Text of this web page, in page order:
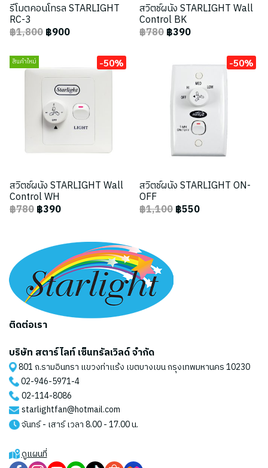
รีโมตคอนโทรล STARLIGHT
RC-3
฿1,800฿900
สวิตช์ผนัง STARLIGHT Wall
Control BK
฿780฿390
สินค้าใหม่ -50%
สวิตช์ผนัง STARLIGHT Wall
Control WH
฿780฿390
-50%
สวิตช์ผนัง STARLIGHT ON-
OFF
฿1,100฿550
ติดต่อเรา
บริษัท สตาร์ไลท์ เซ็นทรัลเวิลด์ จำกัด
801 ถ.รามอินทรา แขวงท่าแร้ง เขตบางเขน กรุงเทพมหานคร 10230
02-946-5971-4
02-114-8086
starlightfan@hotmail.com
จันทร์ - เสาร์ เวลา 8.00 - 17.00 น.
ดูแผนที่